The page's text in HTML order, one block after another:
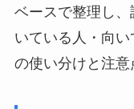
ベースで整理し
いている人・向
の使い分けと注意